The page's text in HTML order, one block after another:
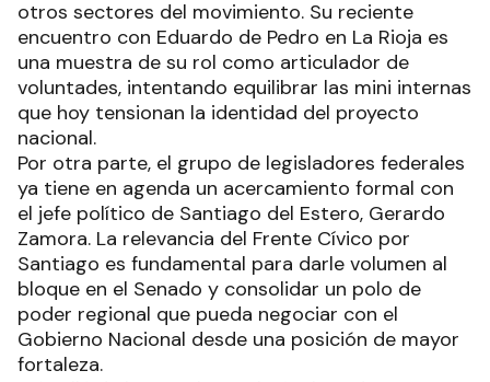
otros sectores del movimiento. Su reciente
encuentro con Eduardo de Pedro en La Rioja es
una muestra de su rol como articulador de
voluntades, intentando equilibrar las mini internas
que hoy tensionan la identidad del proyecto
nacional.
Por otra parte, el grupo de legisladores federales
ya tiene en agenda un acercamiento formal con
el jefe político de Santiago del Estero, Gerardo
Zamora. La relevancia del Frente Cívico por
Santiago es fundamental para darle volumen al
bloque en el Senado y consolidar un polo de
poder regional que pueda negociar con el
Gobierno Nacional desde una posición de mayor
fortaleza.